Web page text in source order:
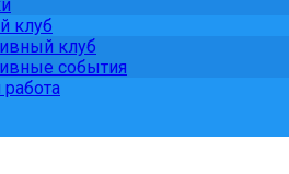
клуб
клуб
события